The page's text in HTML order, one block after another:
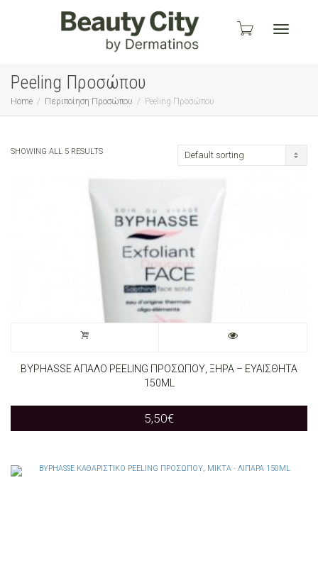
Peeling Προσώπου
Home Περιποίηση Προσώπου Peeling Προσώπου
SHOWING ALL 5 RESULTS
BYPHASSE ΑΠΑΛΟ PEELING ΠΡΟΣΩΠΟΥ, ΞΗΡΑ – ΕΥΑΙΣΘΗΤΑ
150ML
5,50€